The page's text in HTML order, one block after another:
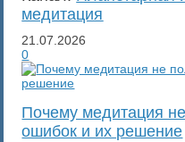
медитация
21.07.2026
0
Почему медитация
ошибок и их решение